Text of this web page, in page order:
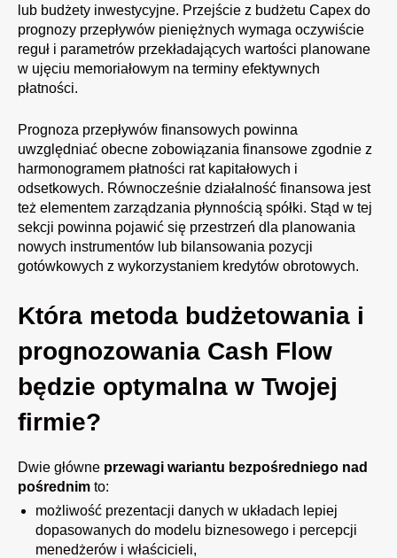
lub budżety inwestycyjne. Przejście z budżetu Capex do
prognozy przepływów pieniężnych wymaga oczywiście
reguł i parametrów przekładających wartości planowane
w ujęciu memoriałowym na terminy efektywnych
płatności.
Prognoza przepływów finansowych powinna
uwzględniać obecne zobowiązania finansowe zgodnie z
harmonogramem płatności rat kapitałowych i
odsetkowych. Równocześnie działalność finansowa jest
też elementem zarządzania płynnością spółki. Stąd w tej
sekcji powinna pojawić się przestrzeń dla planowania
nowych instrumentów lub bilansowania pozycji
gotówkowych z wykorzystaniem kredytów obrotowych.
Która metoda budżetowania i
prognozowania Cash Flow
będzie optymalna w Twojej
firmie?
Dwie główne przewagi wariantu bezpośredniego nad
pośrednim to:
możliwość prezentacji danych w układach lepiej
dopasowanych do modelu biznesowego i percepcji
menedżerów i właścicieli,